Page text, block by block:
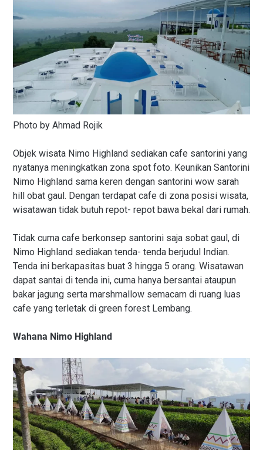
Photo by Ahmad Rojik
Objek wisata Nimo Highland sediakan cafe santorini yang
nyatanya meningkatkan zona spot foto. Keunikan Santorini
Nimo Highland sama keren dengan santorini wow sarah
hill obat gaul. Dengan terdapat cafe di zona posisi wisata,
wisatawan tidak butuh repot- repot bawa bekal dari rumah.
Tidak cuma cafe berkonsep santorini saja sobat gaul, di
Nimo Highland sediakan tenda- tenda berjudul Indian.
Tenda ini berkapasitas buat 3 hingga 5 orang. Wisatawan
dapat santai di tenda ini, cuma hanya bersantai ataupun
bakar jagung serta marshmallow semacam di ruang luas
cafe yang terletak di green forest Lembang.
Wahana Nimo Highland